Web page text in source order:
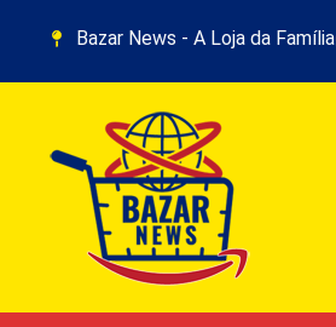
Bazar News - A Loja da Família